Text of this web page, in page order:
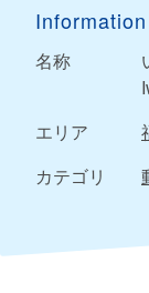
Information
名称
エリア
カテゴリ